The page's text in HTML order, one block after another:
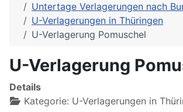
Untertage Verlagerungen nach
U-Verlagerungen in Thüringen
U-Verlagerung Pomuschel
U-Verlagerung
Details
Kategorie: U-Verlagerungen in